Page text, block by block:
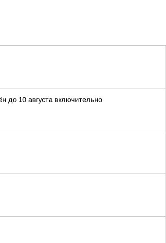
до 10 августа включительно